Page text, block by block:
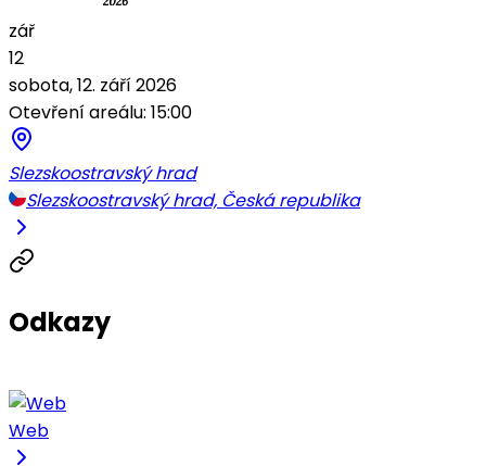
zář
12
sobota, 12. září 2026
Otevření areálu: 15:00
Slezskoostravský hrad
Slezskoostravský hrad, Česká republika
Odkazy
Web